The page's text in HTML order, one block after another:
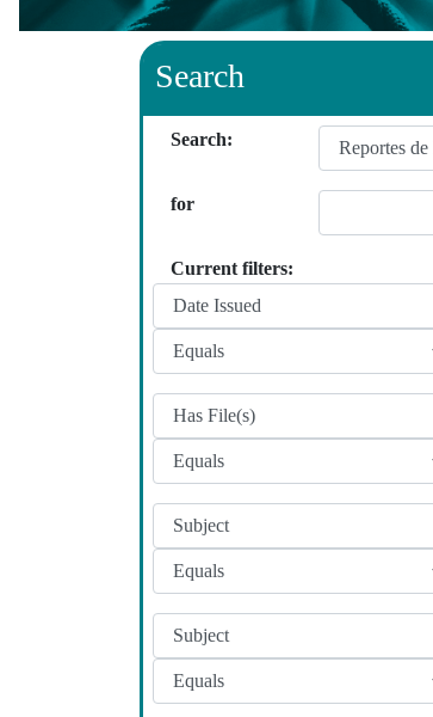
Search
Search:
for
Current filters: